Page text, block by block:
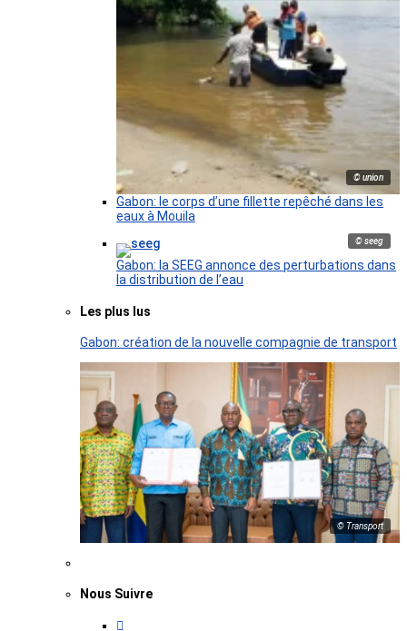
© union
Gabon: le corps d’une fillette repêché dans les
eaux à Mouila
© seeg
Gabon: la SEEG annonce des perturbations dans
la distribution de l’eau
Les plus lus
Gabon: création de la nouvelle compagnie de transport
© Transport
Nous Suivre